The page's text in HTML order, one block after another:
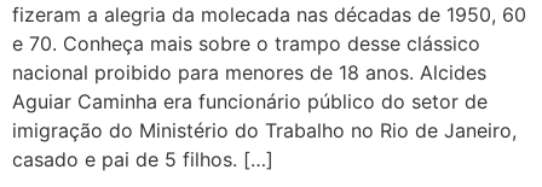
fizeram a alegria da molecada nas décadas de 1950, 60
e 70. Conheça mais sobre o trampo desse clássico
nacional proibido para menores de 18 anos. Alcides
Aguiar Caminha era funcionário público do setor de
imigração do Ministério do Trabalho no Rio de Janeiro,
casado e pai de 5 filhos. […]